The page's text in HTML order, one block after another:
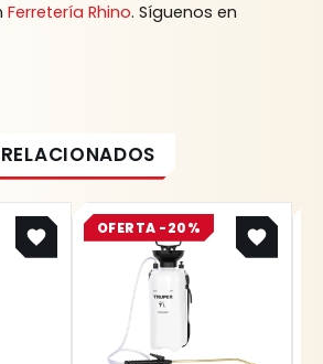
Ferretería Rhino. Síguenos en
OFERTA -20%
Original
price
was:
$ 77.700.
Current
price
is:
$ 62.160.